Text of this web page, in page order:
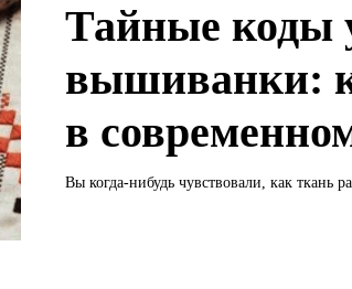
Тайные коды
вышиванки:
в
Вы когда-нибудь чувствовали, как ткань